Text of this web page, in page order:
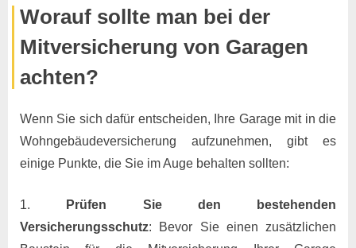
Worauf sollte man bei der
Mitversicherung von Garagen
achten?
Wenn Sie sich dafür entscheiden, Ihre Garage mit in die
Wohngebäudeversicherung aufzunehmen, gibt es
einige Punkte, die Sie im Auge behalten sollten:
Prüfen Sie den bestehenden
Versicherungsschutz: Bevor Sie einen zusätzlichen